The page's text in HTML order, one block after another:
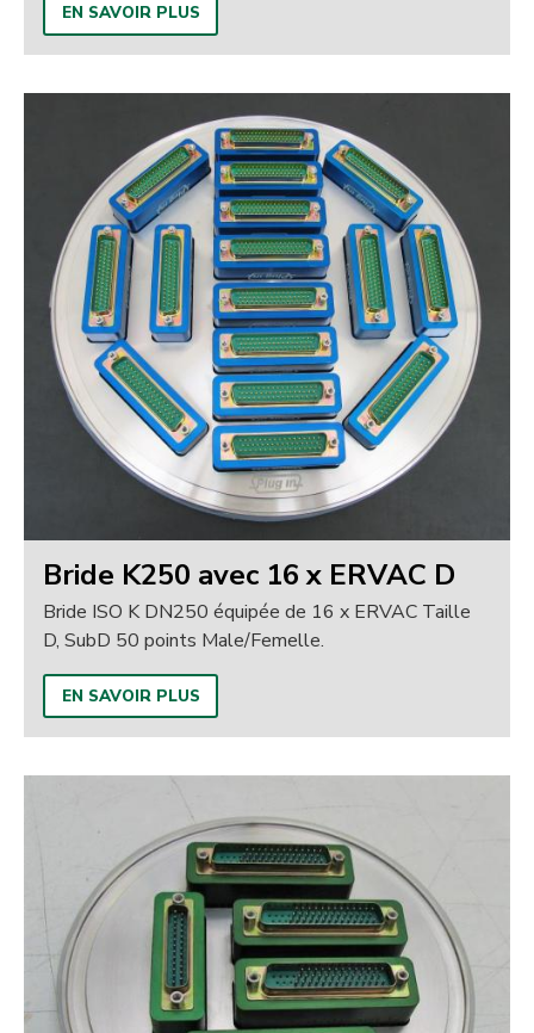
EN SAVOIR PLUS
Bride K250 avec 16 x ERVAC D
Bride ISO K DN250 équipée de 16 x ERVAC Taille
D, SubD 50 points Male/Femelle.
EN SAVOIR PLUS